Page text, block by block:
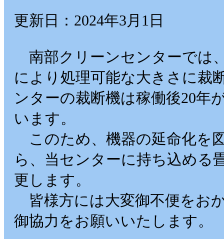
更新日：2024年3月1日
南部クリーンセンターでは
により処理可能な大きさに裁
ンターの裁断機は稼働後20年
います。
このため、機器の延命化を
ら、当センターに持ち込める
更します。
皆様方には大変御不便をお
御協力をお願いいたします。